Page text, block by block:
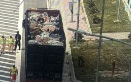
Xem thêm